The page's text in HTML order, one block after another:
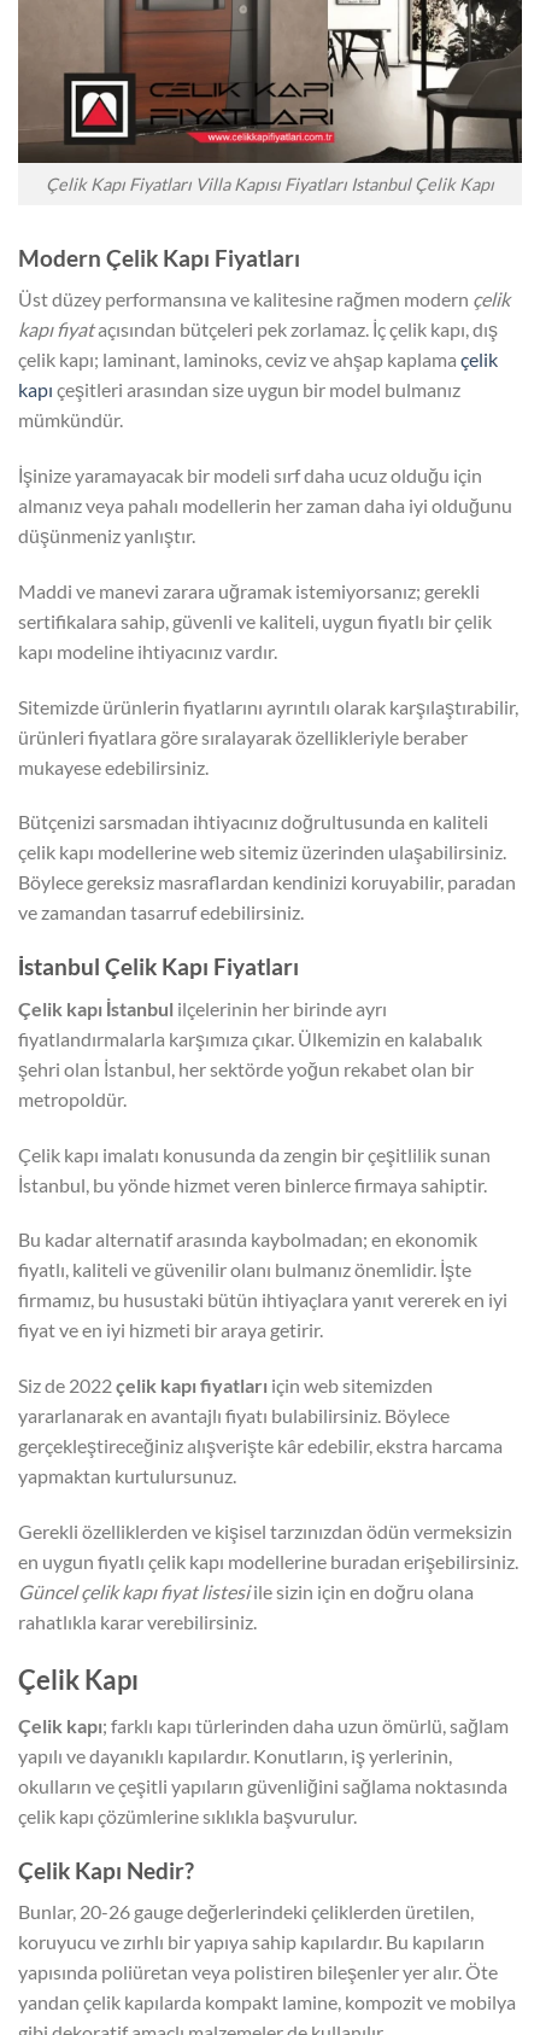
Çelik Kapı Fiyatları Villa Kapısı Fiyatları Istanbul Çelik Kapı
Modern Çelik Kapı Fiyatları
Üst düzey performansına ve kalitesine rağmen modern çelik
kapı fiyataçısından bütçeleri pek zorlamaz. İç çelik kapı, dış
çelik kapı; laminant, laminoks, ceviz ve ahşap kaplama çelik
kapı çeşitleri arasından size uygun bir model bulmanız
mümkündür.
İşinize yaramayacak bir modeli sırf daha ucuz olduğu için
almanız veya pahalı modellerin her zaman daha iyi olduğunu
düşünmeniz yanlıştır.
Maddi ve manevi zarara uğramak istemiyorsanız; gerekli
sertifikalara sahip, güvenli ve kaliteli, uygun fiyatlı bir çelik
kapı modeline ihtiyacınız vardır.
Sitemizde ürünlerin fiyatlarını ayrıntılı olarak karşılaştırabilir,
ürünleri fiyatlara göre sıralayarak özellikleriyle beraber
mukayese edebilirsiniz.
Bütçenizi sarsmadan ihtiyacınız doğrultusunda en kaliteli
çelik kapı modellerine web sitemiz üzerinden ulaşabilirsiniz.
Böylece gereksiz masraflardan kendinizi koruyabilir, paradan
ve zamandan tasarruf edebilirsiniz.
İstanbul Çelik Kapı Fiyatları
Çelik kapı İstanbul ilçelerinin her birinde ayrı
fiyatlandırmalarla karşımıza çıkar. Ülkemizin en kalabalık
şehri olan İstanbul, her sektörde yoğun rekabet olan bir
metropoldür.
Çelik kapı imalatı konusunda da zengin bir çeşitlilik sunan
İstanbul, bu yönde hizmet veren binlerce firmaya sahiptir.
Bu kadar alternatif arasında kaybolmadan; en ekonomik
fiyatlı, kaliteli ve güvenilir olanı bulmanız önemlidir. İşte
firmamız, bu husustaki bütün ihtiyaçlara yanıt vererek en iyi
fiyat ve en iyi hizmeti bir araya getirir.
Siz de 2022çelik kapı fiyatları için web sitemizden
yararlanarak en avantajlı fiyatı bulabilirsiniz. Böylece
gerçekleştireceğiniz alışverişte kâr edebilir, ekstra harcama
yapmaktan kurtulursunuz.
Gerekli özelliklerden ve kişisel tarzınızdan ödün vermeksizin
en uygun fiyatlı çelik kapı modellerine buradan erişebilirsiniz.
Güncel çelik kapı fiyat listesiile sizin için en doğru olana
rahatlıkla karar verebilirsiniz.
Çelik Kapı
Çelik kapı; farklı kapı türlerinden daha uzun ömürlü, sağlam
yapılı ve dayanıklı kapılardır. Konutların, iş yerlerinin,
okulların ve çeşitli yapıların güvenliğini sağlama noktasında
çelik kapı çözümlerine sıklıkla başvurulur.
Çelik Kapı Nedir?
Bunlar, 20-26 gauge değerlerindeki çeliklerden üretilen,
koruyucu ve zırhlı bir yapıya sahip kapılardır. Bu kapıların
yapısında poliüretan veya polistiren bileşenler yer alır. Öte
yandan çelik kapılarda kompakt lamine, kompozit ve mobilya